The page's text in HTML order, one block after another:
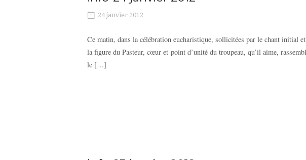
24 janvier 2012
Ce matin, dans la célébration eucharistique, sollicitées par le chant initial
la figure du Pasteur, cœur et point d’unité du troupeau, qu’il aime,
le […]